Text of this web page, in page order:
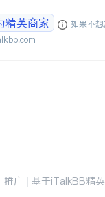
精英商家
如果不
推广 | 基于iTalkBB精